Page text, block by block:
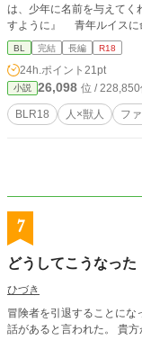
は、少年に名前を与えて
すように』 青年ルイスに命を救ってもらったフェリスは、恩返しのためにル
イスを探し旅にでる。 幸
めていくなか、ルイスの
絶望のなか、オスカーを助
す。 幸せを呼ぶ招き猫の獣人フェリスが命の恩人で初恋の青年ルイスに愛と
幸せを届けにやってくるお
BL 完結 長編 R18
24h.ポイント 21pt
小説 26,098 位 /
BLR18 人×獣人 フ
7
どうしてこうなった
ひづき
冒険者を引退することにな
話があると言われた。 貴方が抱いてくれないなら、僕が貴方を抱きますね！ と